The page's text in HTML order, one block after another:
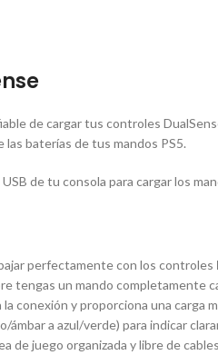
de cargar tus controles
baterías de tus mandos PS5.
de tu consola para cargar los
perfectamente con los controles
tengas un mando completamente
y proporciona una carga
a azul/verde) para indicar
de juego organizada y libre de